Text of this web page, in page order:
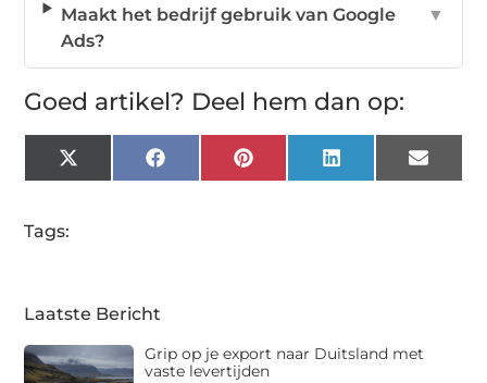
Maakt het bedrijf gebruik van Google
Ads?
▼
Goed artikel? Deel hem dan op:
X
(Twitter)
FacebookPinterestLinkedIn Email
Tags:
Laatste Bericht
Grip op je export naar Duitsland met
vaste levertijden